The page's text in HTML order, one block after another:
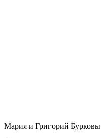
Мария и Григорий Бурковы